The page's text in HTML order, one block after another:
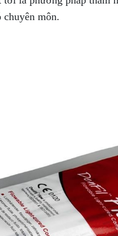
chuyên môn.